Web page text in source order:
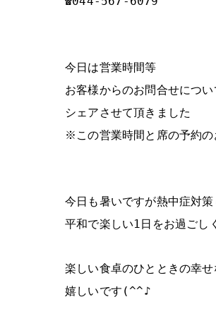
今日は営業時間等
お客様からのお問合せについ
シェアさせて頂きました
※この営業時間と席の予約の
今日も暑いですが熱中症対策
平和で楽しい1日をお過ご
楽しい食卓のひとときの幸
嬉しいです(^^♪